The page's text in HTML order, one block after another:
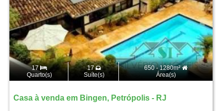
17
Quarto(s)
17
Suíte(s)
650 - 1280m²
Área(s)
Casa à venda em Bingen, Petrópolis - RJ